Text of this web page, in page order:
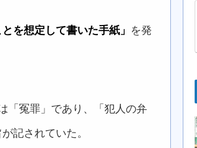
を想定して書いた手紙」 を発
「冤罪」であり、「犯人の弁
記されていた。